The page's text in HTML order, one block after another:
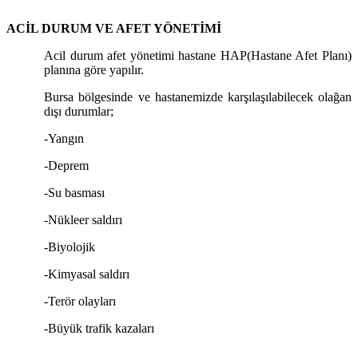
ACİL DURUM VE AFET YÖNETİMİ
Acil durum afet yönetimi hastane HAP(Hastane Afet Planı)
planına göre yapılır.
Bursa bölgesinde ve hastanemizde karşılaşılabilecek olağan
dışı durumlar;
-Yangın
-Deprem
-Su basması
-Nükleer saldırı
-Biyolojik
-Kimyasal saldırı
-Terör olayları
-Büyük trafik kazaları